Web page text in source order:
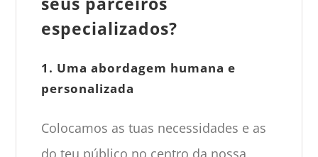
especializados?
1. Uma abordagem humana e
personalizada
Colocamos as tuas necessidades e as
do teu público no centro da nossa